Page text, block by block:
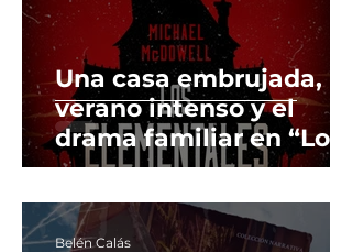
Una casa embrujada, un
verano intenso y el
drama familiar en “Los
Elementales”, de
Michael McDowell, La
Bestia Equilátera, 2017.
Belén Calás